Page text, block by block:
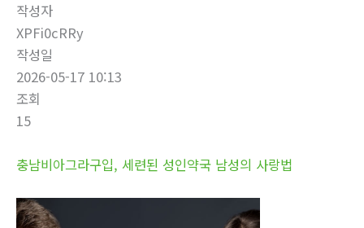
작성자
XPFi0cRRy
작성일
2026-05-17 10:13
조회
15
충남비아그라구입, 세련된 성인약국 남성의 사랑법